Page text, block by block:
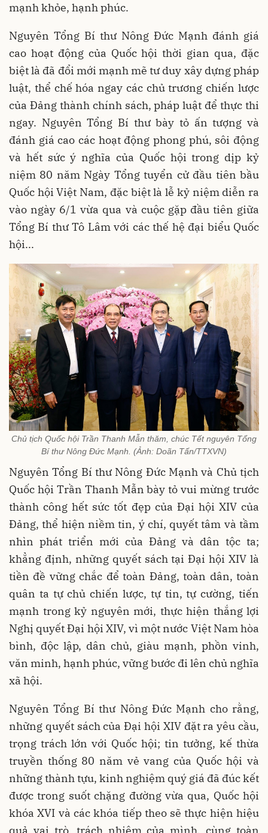
mạnh khỏe, hạnh phúc.
Nguyên Tổng Bí thư Nông Đức Mạnh đánh giá
cao hoạt động của Quốc hội thời gian qua, đặc
biệt là đã đổi mới mạnh mẽ tư duy xây dựng pháp
luật, thể chế hóa ngay các chủ trương chiến lược
của Đảng thành chính sách, pháp luật để thực thi
ngay. Nguyên Tổng Bí thư bày tỏ ấn tượng và
đánh giá cao các hoạt động phong phú, sôi động
và hết sức ý nghĩa của Quốc hội trong dịp kỷ
niệm 80 năm Ngày Tổng tuyển cử đầu tiên bầu
Quốc hội Việt Nam, đặc biệt là lễ kỷ niệm diễn ra
vào ngày 6/1 vừa qua và cuộc gặp đầu tiên giữa
Tổng Bí thư Tô Lâm với các thế hệ đại biểu Quốc
hội...
Chủ tịch Quốc hội Trần Thanh Mẫn thăm, chúc Tết nguyên Tổng
Bí thư Nông Đức Mạnh. (Ảnh: Doãn Tấn/TTXVN)
Nguyên Tổng Bí thư Nông Đức Mạnh và Chủ tịch
Quốc hội Trần Thanh Mẫn bày tỏ vui mừng trước
thành công hết sức tốt đẹp của Đại hội XIV của
Đảng, thể hiện niềm tin, ý chí, quyết tâm và tầm
nhìn phát triển mới của Đảng và dân tộc ta;
khẳng định, những quyết sách tại Đại hội XIV là
tiền đề vững chắc để toàn Đảng, toàn dân, toàn
quân ta tự chủ chiến lược, tự tin, tự cường, tiến
mạnh trong kỷ nguyên mới, thực hiện thắng lợi
Nghị quyết Đại hội XIV, vì một nước Việt Nam hòa
bình, độc lập, dân chủ, giàu mạnh, phồn vinh,
văn minh, hạnh phúc, vững bước đi lên chủ nghĩa
xã hội.
Nguyên Tổng Bí thư Nông Đức Mạnh cho rằng,
những quyết sách của Đại hội XIV đặt ra yêu cầu,
trọng trách lớn với Quốc hội; tin tưởng, kế thừa
truyền thống 80 năm vẻ vang của Quốc hội và
những thành tựu, kinh nghiệm quý giá đã đúc kết
được trong suốt chặng đường vừa qua, Quốc hội
khóa XVI và các khóa tiếp theo sẽ thực hiện hiệu